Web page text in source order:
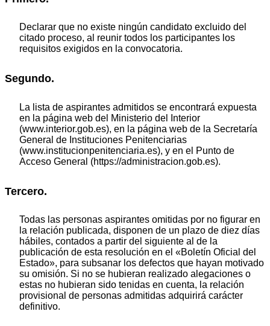
Declarar que no existe ningún candidato excluido del
citado proceso, al reunir todos los participantes los
requisitos exigidos en la convocatoria.
Segundo.
La lista de aspirantes admitidos se encontrará expuesta
en la página web del Ministerio del Interior
(www.interior.gob.es), en la página web de la Secretaría
General de Instituciones Penitenciarias
(www.institucionpenitenciaria.es), y en el Punto de
Acceso General (https://administracion.gob.es).
Tercero.
Todas las personas aspirantes omitidas por no figurar en
la relación publicada, disponen de un plazo de diez días
hábiles, contados a partir del siguiente al de la
publicación de esta resolución en el «Boletín Oficial del
Estado», para subsanar los defectos que hayan motivado
su omisión. Si no se hubieran realizado alegaciones o
estas no hubieran sido tenidas en cuenta, la relación
provisional de personas admitidas adquirirá carácter
definitivo.